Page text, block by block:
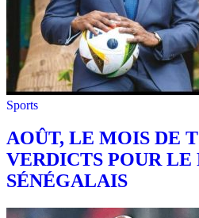
Sports
AOÛT, LE MOIS DE
VERDICTS POUR
SÉNÉGALAIS